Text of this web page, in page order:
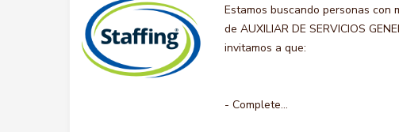
Estamos buscando personas con
de AUXILIAR DE SERVICIOS
invitamos a que:
- Complete...